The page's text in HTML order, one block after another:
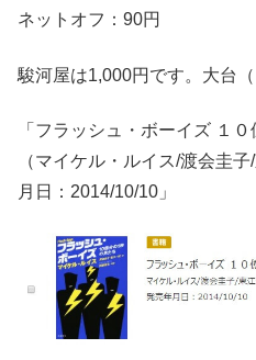
ネットオフ：90円
駿河屋は1,000円です。大台（
「フラッシュ・ボーイズ １
（マイケル・ルイス/渡会圭
月日：2014/10/10」